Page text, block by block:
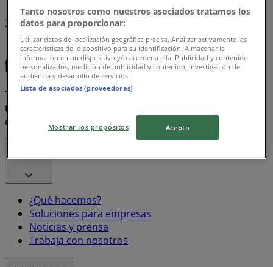
1
Bon Preu
Frito Lay
Tiendeo forma parte de Shopfully, la empresa
tecnológica que está reinventando las compras locales
en todo el mundo.
¿Qué hacemos?
Soluciones para empresas
Noticias y prensa
Trabaja con nosotros
Tanto nosotros como nuestros asociados tratamos los
datos para proporcionar:
Utilizar datos de localización geográfica precisa. Analizar activamente las
características del dispositivo para su identificación. Almacenar la
información en un dispositivo y/o acceder a ella. Publicidad y contenido
personalizados, medición de publicidad y contenido, investigación de
audiencia y desarrollo de servicios.
Lista de asociados (proveedores)
Mostrar los propósitos Acepto